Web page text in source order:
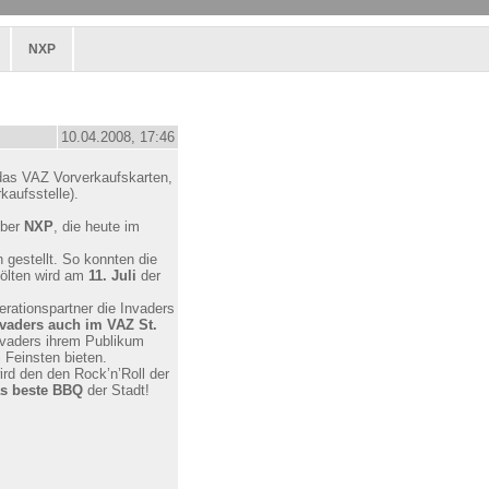
NXP
10.04.2008, 17:46
VAZ Vorverkaufskarten,
NXP, die heute im
gestellt. So konnten die
wird am 11. Juli der
die Invaders
auch im VAZ St.
ihrem Publikum
bieten.
den den Rock’n’Roll der
beste BBQ der Stadt!